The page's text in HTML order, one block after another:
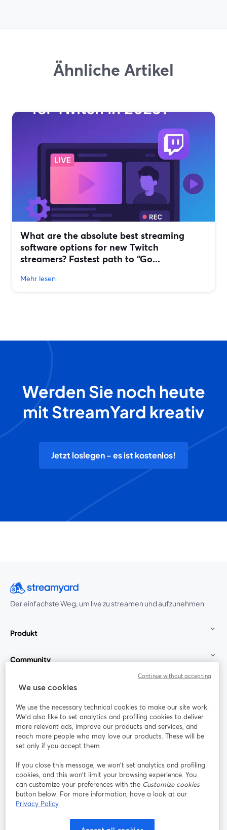
Ähnliche Artikel
What are the absolute best streaming
software options for new Twitch
streamers? Fastest path to “Go...
Mehr lesen
Werden Sie noch heute
mit StreamYard kreativ
Jetzt loslegen - es ist kostenlos!
Der einfachste Weg, um live zu streamen und aufzunehmen
Produkt
Community
StreamYard für
Mitmachen
Webinar Facebook
wird in einem neuen Tab geöffnet
X (Twitter)
wird in einem neuen Tab geöffnet
Nutzungsbedingungen
wird in einem neuen Tab geöffnet
We use cookies
We use the necessary technical cookies to make our site work.
We'd also like to set analytics and profiling cookies to deliver
more relevant ads, improve our products and services, and
reach more people who may love our products. These will be
set only if you accept them.
If you close this message, we won’t set analytics and profiling
cookies, and this won’t limit your browsing experience. You
can customize your preferences with the Customize cookies
button below. For more information, have a look at our
Privacy Policy
Continue without accepting